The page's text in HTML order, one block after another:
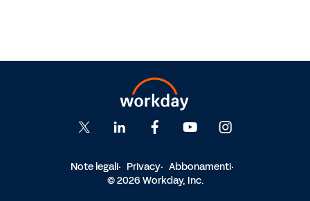
Note legali Privacy
Abbonamenti
© 2026 Workday, Inc.